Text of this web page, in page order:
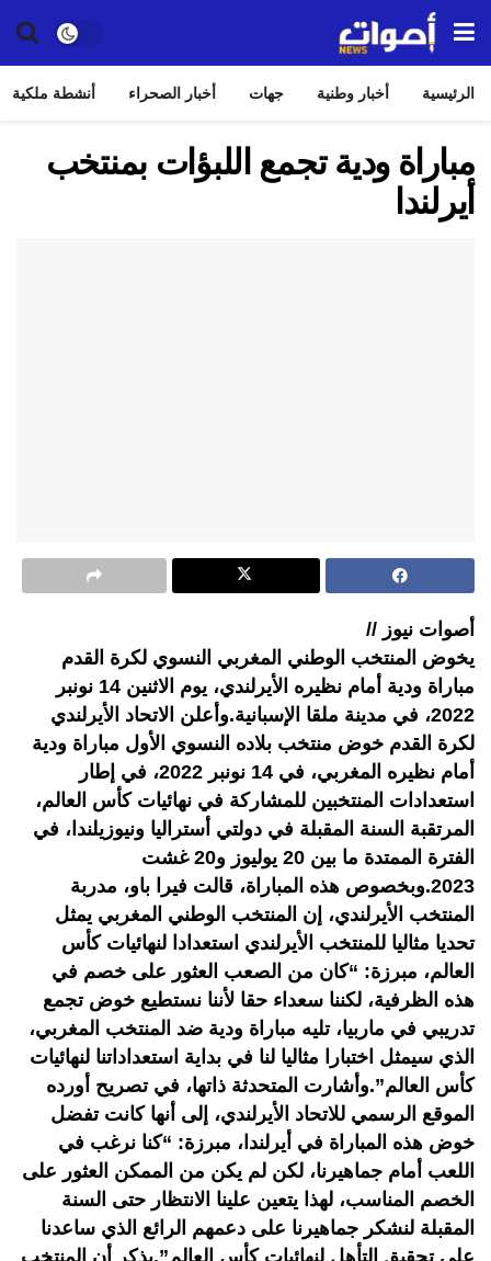
الرئيسية أخبار وطنية جهات أخبار الصحراء أنشطة ملكية
مباراة ودية تجمع اللبؤات بمنتخب
أيرلندا
أصوات نيوز //
يخوض المنتخب الوطني المغربي النسوي لكرة القدم
مباراة ودية أمام نظيره الأيرلندي، يوم الاثنين 14 نونبر
2022، في مدينة ملقا الإسبانية.وأعلن الاتحاد الأيرلندي
لكرة القدم خوض منتخب بلاده النسوي الأول مباراة ودية
أمام نظيره المغربي، في 14 نونبر 2022، في إطار
استعدادات المنتخبين للمشاركة في نهائيات كأس العالم،
المرتقبة السنة المقبلة في دولتي أستراليا ونيوزيلندا، في
الفترة الممتدة ما بين 20 يوليوز و20 غشت
2023.وبخصوص هذه المباراة، قالت فيرا باو، مدربة
المنتخب الأيرلندي، إن المنتخب الوطني المغربي يمثل
تحديا مثاليا للمنتخب الأيرلندي استعدادا لنهائيات كأس
العالم، مبرزة: “كان من الصعب العثور على خصم في
هذه الظرفية، لكننا سعداء حقا لأننا نستطيع خوض تجمع
تدريبي في ماربيا، تليه مباراة ودية ضد المنتخب المغربي،
الذي سيمثل اختبارا مثاليا لنا في بداية استعداداتنا لنهائيات
كأس العالم”.وأشارت المتحدثة ذاتها، في تصريح أورده
الموقع الرسمي للاتحاد الأيرلندي، إلى أنها كانت تفضل
خوض هذه المباراة في أيرلندا، مبرزة: “كنا نرغب في
اللعب أمام جماهيرنا، لكن لم يكن من الممكن العثور على
الخصم المناسب، لهذا يتعين علينا الانتظار حتى السنة
المقبلة لنشكر جماهيرنا على دعمهم الرائع الذي ساعدنا
على تحقيق التأهل لنهائيات كأس العالم”.يذكر أن المنتخب